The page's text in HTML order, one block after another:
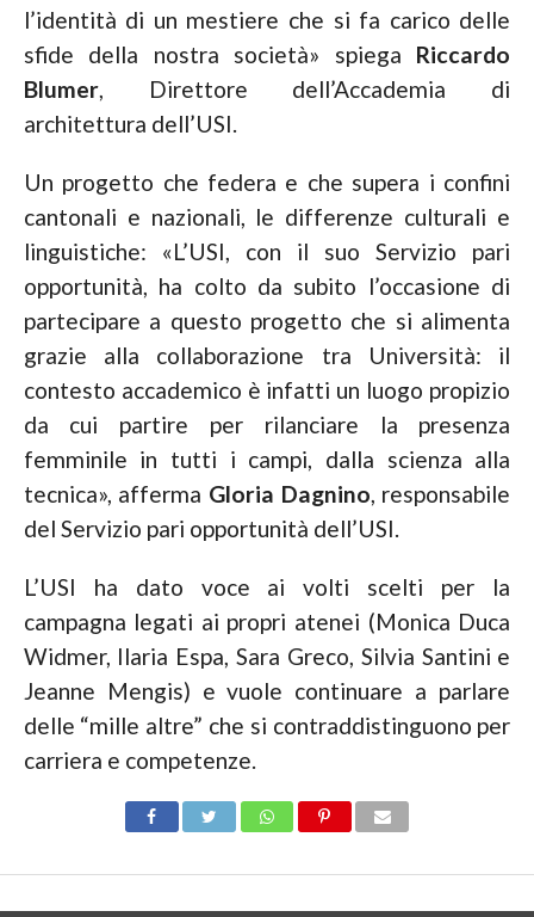
l’identità di un mestiere che si fa carico delle
sfide della nostra società» spiega Riccardo
Blumer, Direttore dell’Accademia di
architettura dell’USI.
Un progetto che federa e che supera i confini
cantonali e nazionali, le differenze culturali e
linguistiche: «L’USI, con il suo Servizio pari
opportunità, ha colto da subito l’occasione di
partecipare a questo progetto che si alimenta
grazie alla collaborazione tra Università: il
contesto accademico è infatti un luogo propizio
da cui partire per rilanciare la presenza
femminile in tutti i campi, dalla scienza alla
tecnica», afferma Gloria Dagnino, responsabile
del Servizio pari opportunità dell’USI.
L’USI ha dato voce ai volti scelti per la
campagna legati ai propri atenei (Monica Duca
Widmer, Ilaria Espa, Sara Greco, Silvia Santini e
Jeanne Mengis) e vuole continuare a parlare
delle “mille altre” che si contraddistinguono per
carriera e competenze.